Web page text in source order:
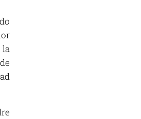
la